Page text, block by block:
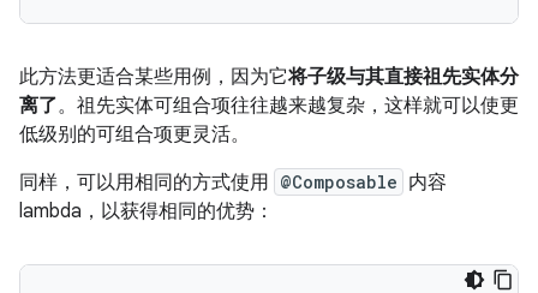
此方法更适合某些用例，因为它将子级与其直接祖先实体分
离了。祖先实体可组合项往往越来越复杂，这样就可以使更
低级别的可组合项更灵活。
同样，可以用相同的方式使用 @Composable 内容
lambda，以获得相同的优势：